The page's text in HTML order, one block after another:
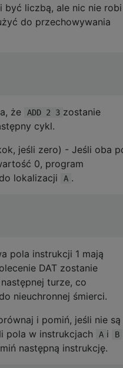
być liczbą, ale nic nie robi
do przechowywania
że ADD 2 3 zostanie
cykl.
jeśli zero) - Jeśli oba
0, program
lokalizacji
A .
pola instrukcji 1 mają
DAT zostanie
turze, co
nieuchronnej śmierci.
i pomiń, jeśli nie są
pola w instrukcjach
A i B
następną instrukcję.